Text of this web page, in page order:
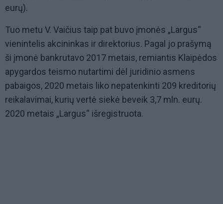
eurų).
Tuo metu V. Vaičius taip pat buvo įmonės „Largus“
vienintelis akcininkas ir direktorius. Pagal jo prašymą
ši įmonė bankrutavo 2017 metais, remiantis Klaipėdos
apygardos teismo nutartimi dėl juridinio asmens
pabaigos, 2020 metais liko nepatenkinti 209 kreditorių
reikalavimai, kurių vertė siekė beveik 3,7 mln. eurų.
2020 metais „Largus“ išregistruota.